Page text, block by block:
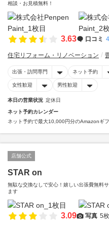
相談・お見積無料！
3.63 口コミ
住宅リフォーム・リノベーション
出張・訪問専門 ネット予約
女性歓迎 男性歓迎
本日の営業状況 定休日
ネット予約カレンダー
ネット予約で最大10,000円分のAmazonギ
店舗公式
STAR on
無駄な交換なしで安心！嬉しい出張費無料
ます
3.09 写真 5枚